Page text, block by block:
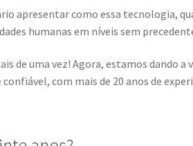
apresentar como essa tecnologia,
humanas em níveis sem
de uma vez! Agora, estamos dando
com mais de 20 anos de